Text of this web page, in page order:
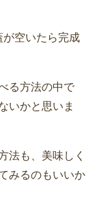
が空いたら完成
る方法の中で
いかと思いま
法も、美味しく
みるのもいいか